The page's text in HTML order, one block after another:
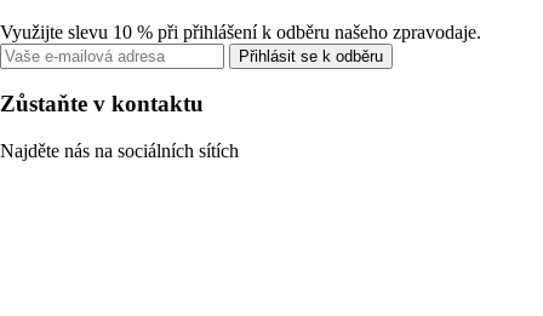
Využijte slevu 10 % při přihlášení k odběru našeho zpravodaje.
Přihlásit se k odběru
Zůstaňte v kontaktu
Najděte nás na sociálních sítích